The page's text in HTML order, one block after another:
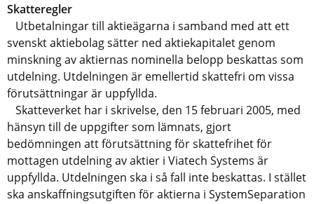
Skatteregler
Utbetalningar till aktieägarna i samband med att ett
svenskt aktiebolag sätter ned aktiekapitalet genom
minskning av aktiernas nominella belopp beskattas som
utdelning. Utdelningen är emellertid skattefri om vissa
förutsättningar är uppfyllda.
Skatteverket har i skrivelse, den 15 februari 2005, med
hänsyn till de uppgifter som lämnats, gjort
bedömningen att förutsättning för skattefrihet för
mottagen utdelning av aktier i Viatech Systems är
uppfyllda. Utdelningen ska i så fall inte beskattas. I stället
ska anskaffningsutgiften för aktierna i SystemSeparation